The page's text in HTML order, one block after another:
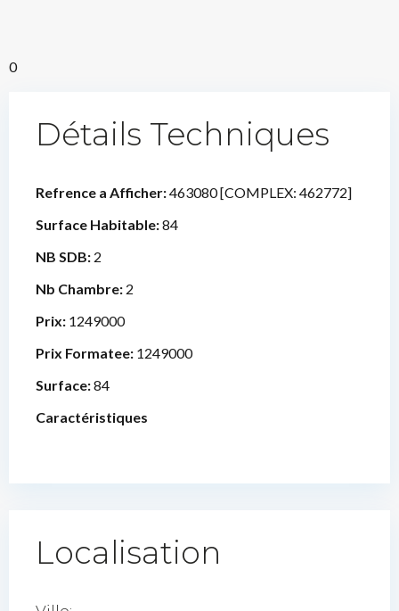
0
Détails Techniques
Refrence a Afficher:463080 [COMPLEX: 462772]
Surface Habitable:84
NB SDB: 2
Nb Chambre: 2
Prix: 1249000
Prix Formatee: 1249000
Surface:84
Caractéristiques
Localisation